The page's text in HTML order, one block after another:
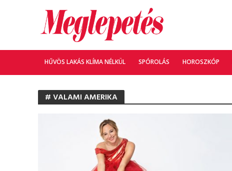
HŰVÖS LAKÁS KLÍMA NÉLKÜL SPÓROLÁS HOROSZKÓP
# VALAMI AMERIKA